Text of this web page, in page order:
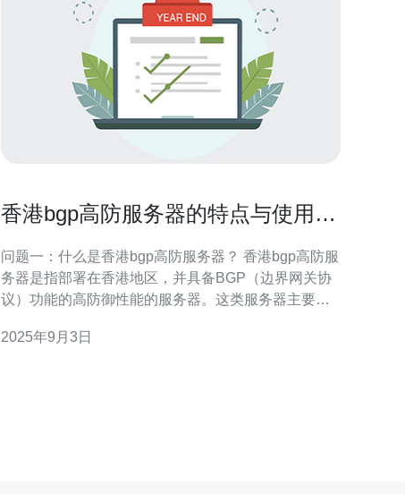
香港bgp高防服务器的特点与使用场
问题一：什么是香港bgp高防服务器？ 香港bgp高防服
务器是指部署在香港地区，并具备BGP（边界网关协
议）功能的高防御性能的服务器。这类服务器主要用
程序的稳定性和安全性。由于香港的地理位置和网络
2025年9月3日